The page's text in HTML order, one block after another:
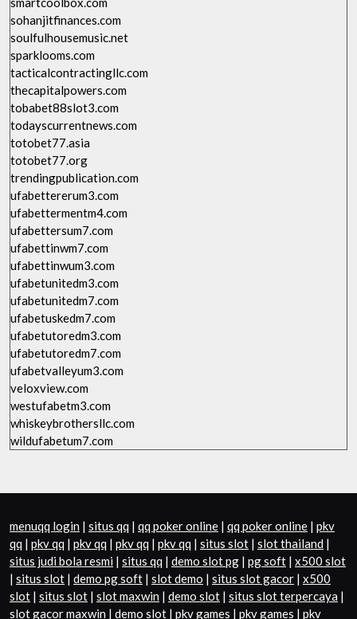
sohanjitfinances.com
soulfulhousemusic.net
sparklooms.com
tacticalcontractingllc.com
thecapitalpowers.com
tobabet88slot3.com
todayscurrentnews.com
totobet77.asia
totobet77.org
trendingpublication.com
ufabettererum3.com
ufabettermentm4.com
ufabettersum7.com
ufabettinwm7.com
ufabettinwum3.com
ufabetunitedm3.com
ufabetunitedm7.com
ufabetuskedm7.com
ufabetutoredm3.com
ufabetutoredm7.com
ufabetvalleyum3.com
veloxview.com
westufabetm3.com
whiskeybrothersllc.com
wildufabetum7.com
menuqq login | situs qq | qq poker online | qq poker online | pkv
qq | pkv qq | pkv qq | pkv qq | pkv qq | situs slot | slot thailand |
situs judi bola resmi | situs qq | demo slot pg | pg soft | x500 slot
| situs slot | demo pg soft | slot demo | situs slot gacor | x500
slot | situs slot | slot maxwin | demo slot | situs slot terpercaya |
slot gacor maxwin | demo slot | pkv games | pkv games | pkv